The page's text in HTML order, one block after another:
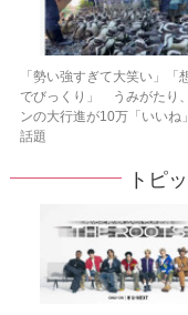
「勢い強すぎて大笑い」「
でびっくり」 うみがたり
ンの大行進が10万「いいね
話題
トピ